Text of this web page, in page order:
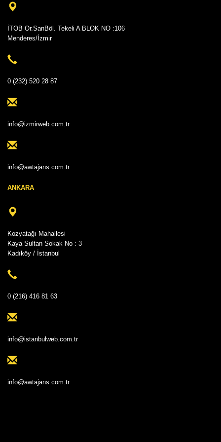
İTOB Or.SanBöl. Tekeli A BLOK NO :106
Menderes/İzmir
0 (232) 520 28 87
info@izmirweb.com.tr
info@awtajans.com.tr
ANKARA
Kozyatağı Mahallesi
Kaya Sultan Sokak No : 3
Kadıköy / İstanbul
0 (216) 416 81 63
info@istanbulweb.com.tr
info@awtajans.com.tr